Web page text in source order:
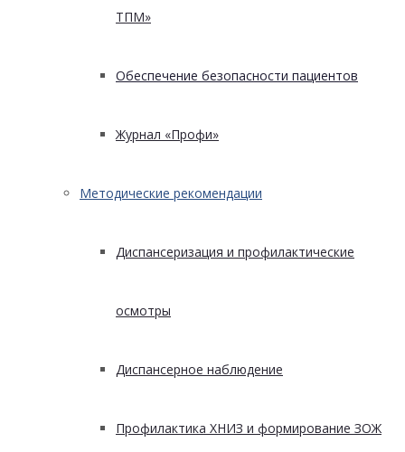
ТПМ»
Обеспечение безопасности пациентов
Журнал «Профи»
Методические рекомендации
Диспансеризация и профилактические
осмотры
Диспансерное наблюдение
Профилактика ХНИЗ и формирование ЗОЖ